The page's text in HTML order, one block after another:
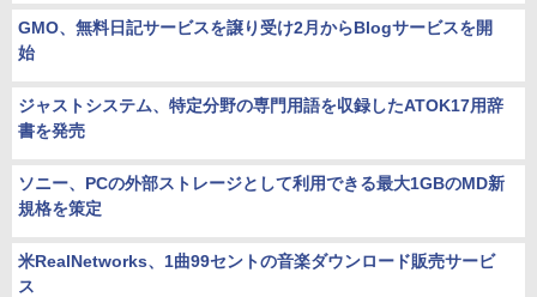
GMO、無料日記サービスを譲り受け2月からBlogサービスを開
始
ジャストシステム、特定分野の専門用語を収録したATOK17用辞
書を発売
ソニー、PCの外部ストレージとして利用できる最大1GBのMD新
規格を策定
米RealNetworks、1曲99セントの音楽ダウンロード販売サービ
ス